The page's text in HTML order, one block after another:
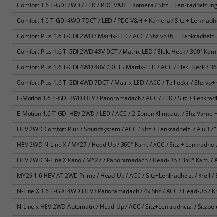
Comfort 1.6 T-GDI 2WD / LED / PDC V&H + Kamera / Sitz +
Comfort 1.6 T-GDI 4WD 7DCT / LED / PDC V&H + Kamera / Sitz +
Comfort Plus 1.6 T-GDI 2WD / Matrix-LED / ACC / Shz vo+hi +
Comfort Plus 1.6 T-GDI 2WD 48V DCT / Matrix-LED / Elek. Heck / 360°
Comfort Plus 1.6 T-GDI 4WD 48V 7DCT / Matrix-LED / ACC / Elek. Heck /
Comfort Plus 1.6 T-GDI 4WD 7DCT / Matrix-LED / ACC / Teilleder / Shz
E-Motion 1.6 T-GDi 2WD HEV / Panoramadach / ACC / LED / Sitz +
E-Motion 1.6 T-GDi HEV 2WD / LED / ACC / 2-Zonen Klimaaut. / Shz Vorne
HEV 2WD Comfort Plus / Soundsystem / ACC / Sitz + Lenkradheiz. / Alu
HEV 2WD N-Line X / MY27 / Head-Up / 360° Kam. / ACC / Sitz +
HEV 2WD N-Line X Pano / MY27 / Panoramadach / Head-Up / 360° Kam.
MY26 1.6 HEV AT 2WD Prime / Head-Up / ACC / Sitz+Lenkradheiz. / Krell
N-Line X 1.6 T-GDI 4WD HEV / Panoramadach / 4x Shz / ACC / Head-Up
N-Line x HEV 2WD Automatik / Head-Up / ACC / Sitz+Lenkradheiz. /